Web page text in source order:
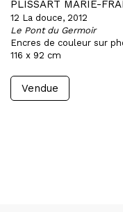
PLISSART MARIE-
12 La douce, 2012
Le Pont du Germoir
Encres de couleur sur
116 x 92 cm
Vendue